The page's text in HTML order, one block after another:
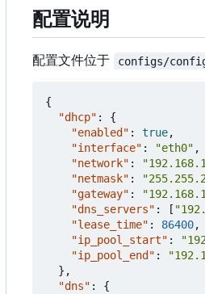
配置说明
配置文件位于 configs/
{
"dhcp" :
{
"enabled" : true,
"interface" : "eth0" ,
"network" :
"netmask" :
"gateway" :
"dns_servers" : [
"lease_time" : 86400,
"ip_pool_start" :
"ip_pool_end" :
},
"dns" :
{